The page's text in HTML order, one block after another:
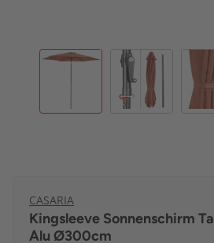
CASARIA
Kingsleeve Sonnenschirm
Alu Ø300cm